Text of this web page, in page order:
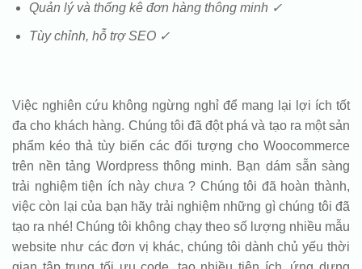
Quản lý và thống kê đơn hàng thông minh ✓
Tùy chỉnh, hỗ trợ SEO ✓
Việc nghiên cứu không ngừng nghỉ để mang lại lợi ích tốt
đa cho khách hàng. Chúng tôi đã đột phá và tạo ra một sản
phẩm kéo thả tùy biến các đối tượng cho Woocommerce
trên nền tảng Wordpress thông minh. Bạn dám sẵn sàng
trải nghiệm tiện ích này chưa ? Chúng tôi đã hoàn thành,
việc còn lại của bạn hãy trải nghiệm những gì chúng tôi đã
tạo ra nhé! Chúng tôi không chạy theo số lượng nhiều mẫu
website như các đơn vị khác, chúng tôi dành chủ yếu thời